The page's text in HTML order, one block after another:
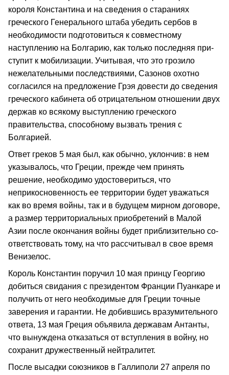
короля Констан­тина и на сведения о стараниях
греческого Генерального штаба убедить сербов в
необходимости подготовиться к совместному
наступлению на Болгарию, как только последняя при­
ступит к мобилизации. Учитывая, что это грозило
нежелательными последствиями, Сазонов охотно
согласился на предложение Грэя довести до сведения
греческого кабинета об отрицательном отношении двух
держав ко всякому выступлению греческого
правительства, способному вызвать трения с
Болгарией.
Ответ греков 5 мая был, как обычно, уклон­чив: в нем
указывалось, что Греции, прежде чем принять
решение, необхо­димо удостовериться, что
неприкосновенность ее территории будет уважаться
как во время войны, так и в будущем мирном договоре,
а размер территориальных приобретений в Малой
Азии после окончания войны будет приблизительно со­
ответствовать тому, на что рассчитывал в свое время
Венизелос.
Король Константин поручил 10 мая принцу Георгию
добиться свидания с президентом Франции Пуанкаре и
полу­чить от него необходимые для Греции точные
заверения и гарантии. Не добившись вразумительного
ответа, 13 мая Греция объявила державам Антанты,
что вынуждена отказаться от вступления в войну, но
сохранит дружественный нейтралитет.
После высадки союзников в Галлиполи 27 апреля по